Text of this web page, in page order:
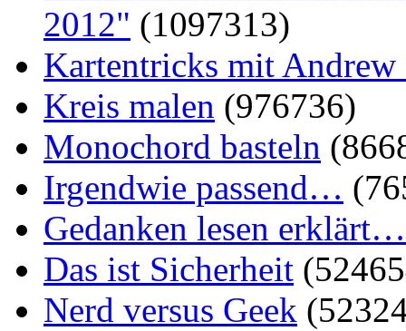
2012" (1097313)
Kartentricks mit
Kreis malen (976736)
Monochord basteln
Irgendwie passend…
Gedanken lesen erklärt…
Das ist Sicherheit
Nerd versus Geek